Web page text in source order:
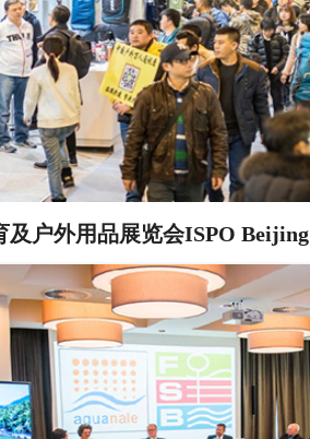
及户外用品展览会ISPO Beijing